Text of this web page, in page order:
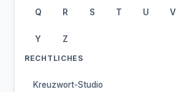
Q R S T U V
Y Z
RECHTLICHES
Kreuzwort-Studio